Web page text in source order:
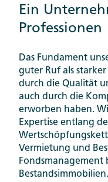
Ein
Professionen
Das Fundament
guter Ruf als
durch die Qualität
auch durch die
erworben haben.
Expertise entlang
Vermietung und
Fondsmanagement